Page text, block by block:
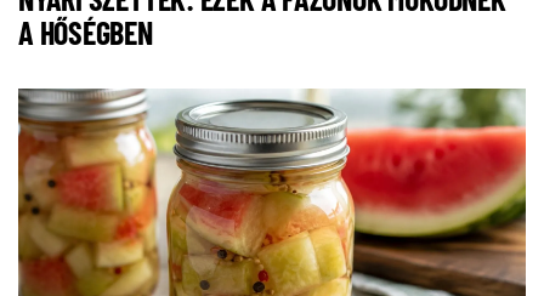
A HŐSÉGBEN